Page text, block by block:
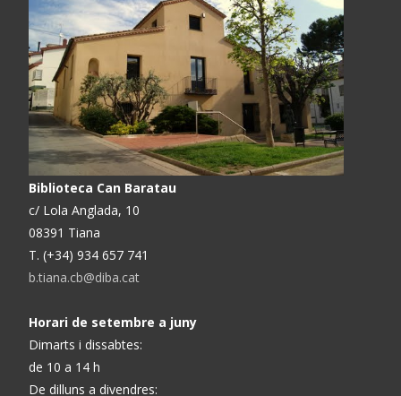
Biblioteca Can Baratau
c/ Lola Anglada, 10
08391 Tiana
T. (+34) 934 657 741
b.tiana.cb@diba.cat
Horari de setembre a juny
Dimarts i dissabtes:
de 10 a 14 h
De dilluns a divendres: